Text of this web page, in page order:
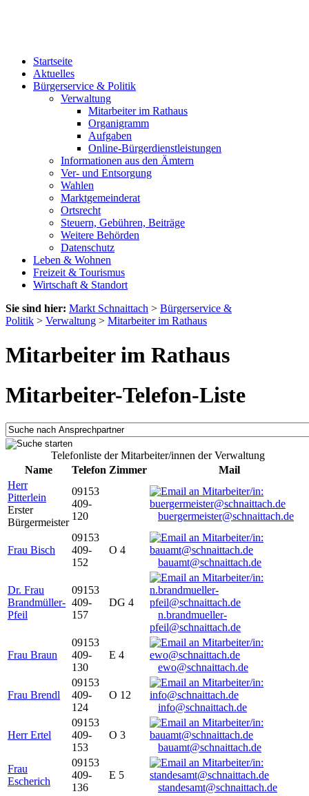
Startseite
Aktuelles
Bürgerservice & Politik
Verwaltung
Mitarbeiter im Rathaus
Organigramm
Aufgaben
Online-Bürgerdienstleistungen
Informationen aus den Ämtern
Ver- und Entsorgung
Wahlen
Marktgemeinderat
Ortsrecht
Steuern, Gebühren, Beiträge
Weitere Behörden
Datenschutz
Leben & Wohnen
Freizeit & Tourismus
Wirtschaft & Standort
Sie sind hier: Markt Schnaittach > Bürgerservice &
Politik > Verwaltung > Mitarbeiter im Rathaus
Mitarbeiter im Rathaus
Mitarbeiter-Telefon-Liste
Telefonliste der Mitarbeiter/innen der Verwaltung
Name
Telefon Zimmer
Mail
Herr
Pitterlein
Erster
Bürgermeister
09153
409-
120
buergermeister@schnaittach.de
Frau Bisch
09153
409-
152
O 4
bauamt@schnaittach.de
Dr. Frau
Brandmüller-
Pfeil
09153
409-
157
DG 4
n.brandmueller-
pfeil@schnaittach.de
Frau Braun
09153
409-
130
E 4
ewo@schnaittach.de
Frau Brendl
09153
409-
124
O 12
info@schnaittach.de
Herr Ertel
09153
409-
153
O 3
bauamt@schnaittach.de
Frau
Escherich
09153
409-
136
E 5
standesamt@schnaittach.de